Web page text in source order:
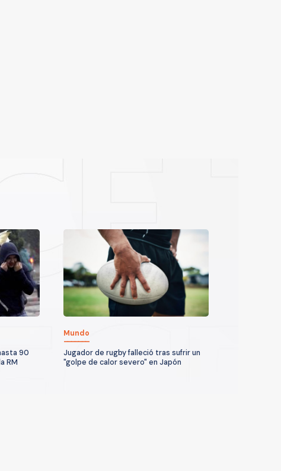
90
RM
Mundo
Jugador de rugby falleció tras sufrir un
"golpe de calor severo" en Japón